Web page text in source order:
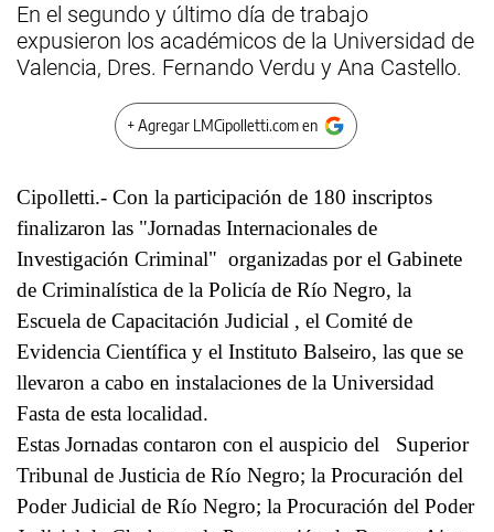
En el segundo y último día de trabajo
expusieron los académicos de la Universidad de
Valencia, Dres. Fernando Verdu y Ana Castello.
+ Agregar LMCipolletti.com en
Cipolletti.- Con la participación de 180 inscriptos
finalizaron las "Jornadas Internacionales de
Investigación Criminal" organizadas por el Gabinete
de Criminalística de la Policía de Río Negro, la
Escuela de Capacitación Judicial , el Comité de
Evidencia Científica y el Instituto Balseiro, las que se
llevaron a cabo en instalaciones de la Universidad
Fasta de esta localidad.
Estas Jornadas contaron con el auspicio del Superior
Tribunal de Justicia de Río Negro; la Procuración del
Poder Judicial de Río Negro; la Procuración del Poder